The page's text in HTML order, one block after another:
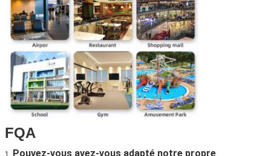
FQA
1. Pouvez-vous avez-vous adapté notre propre